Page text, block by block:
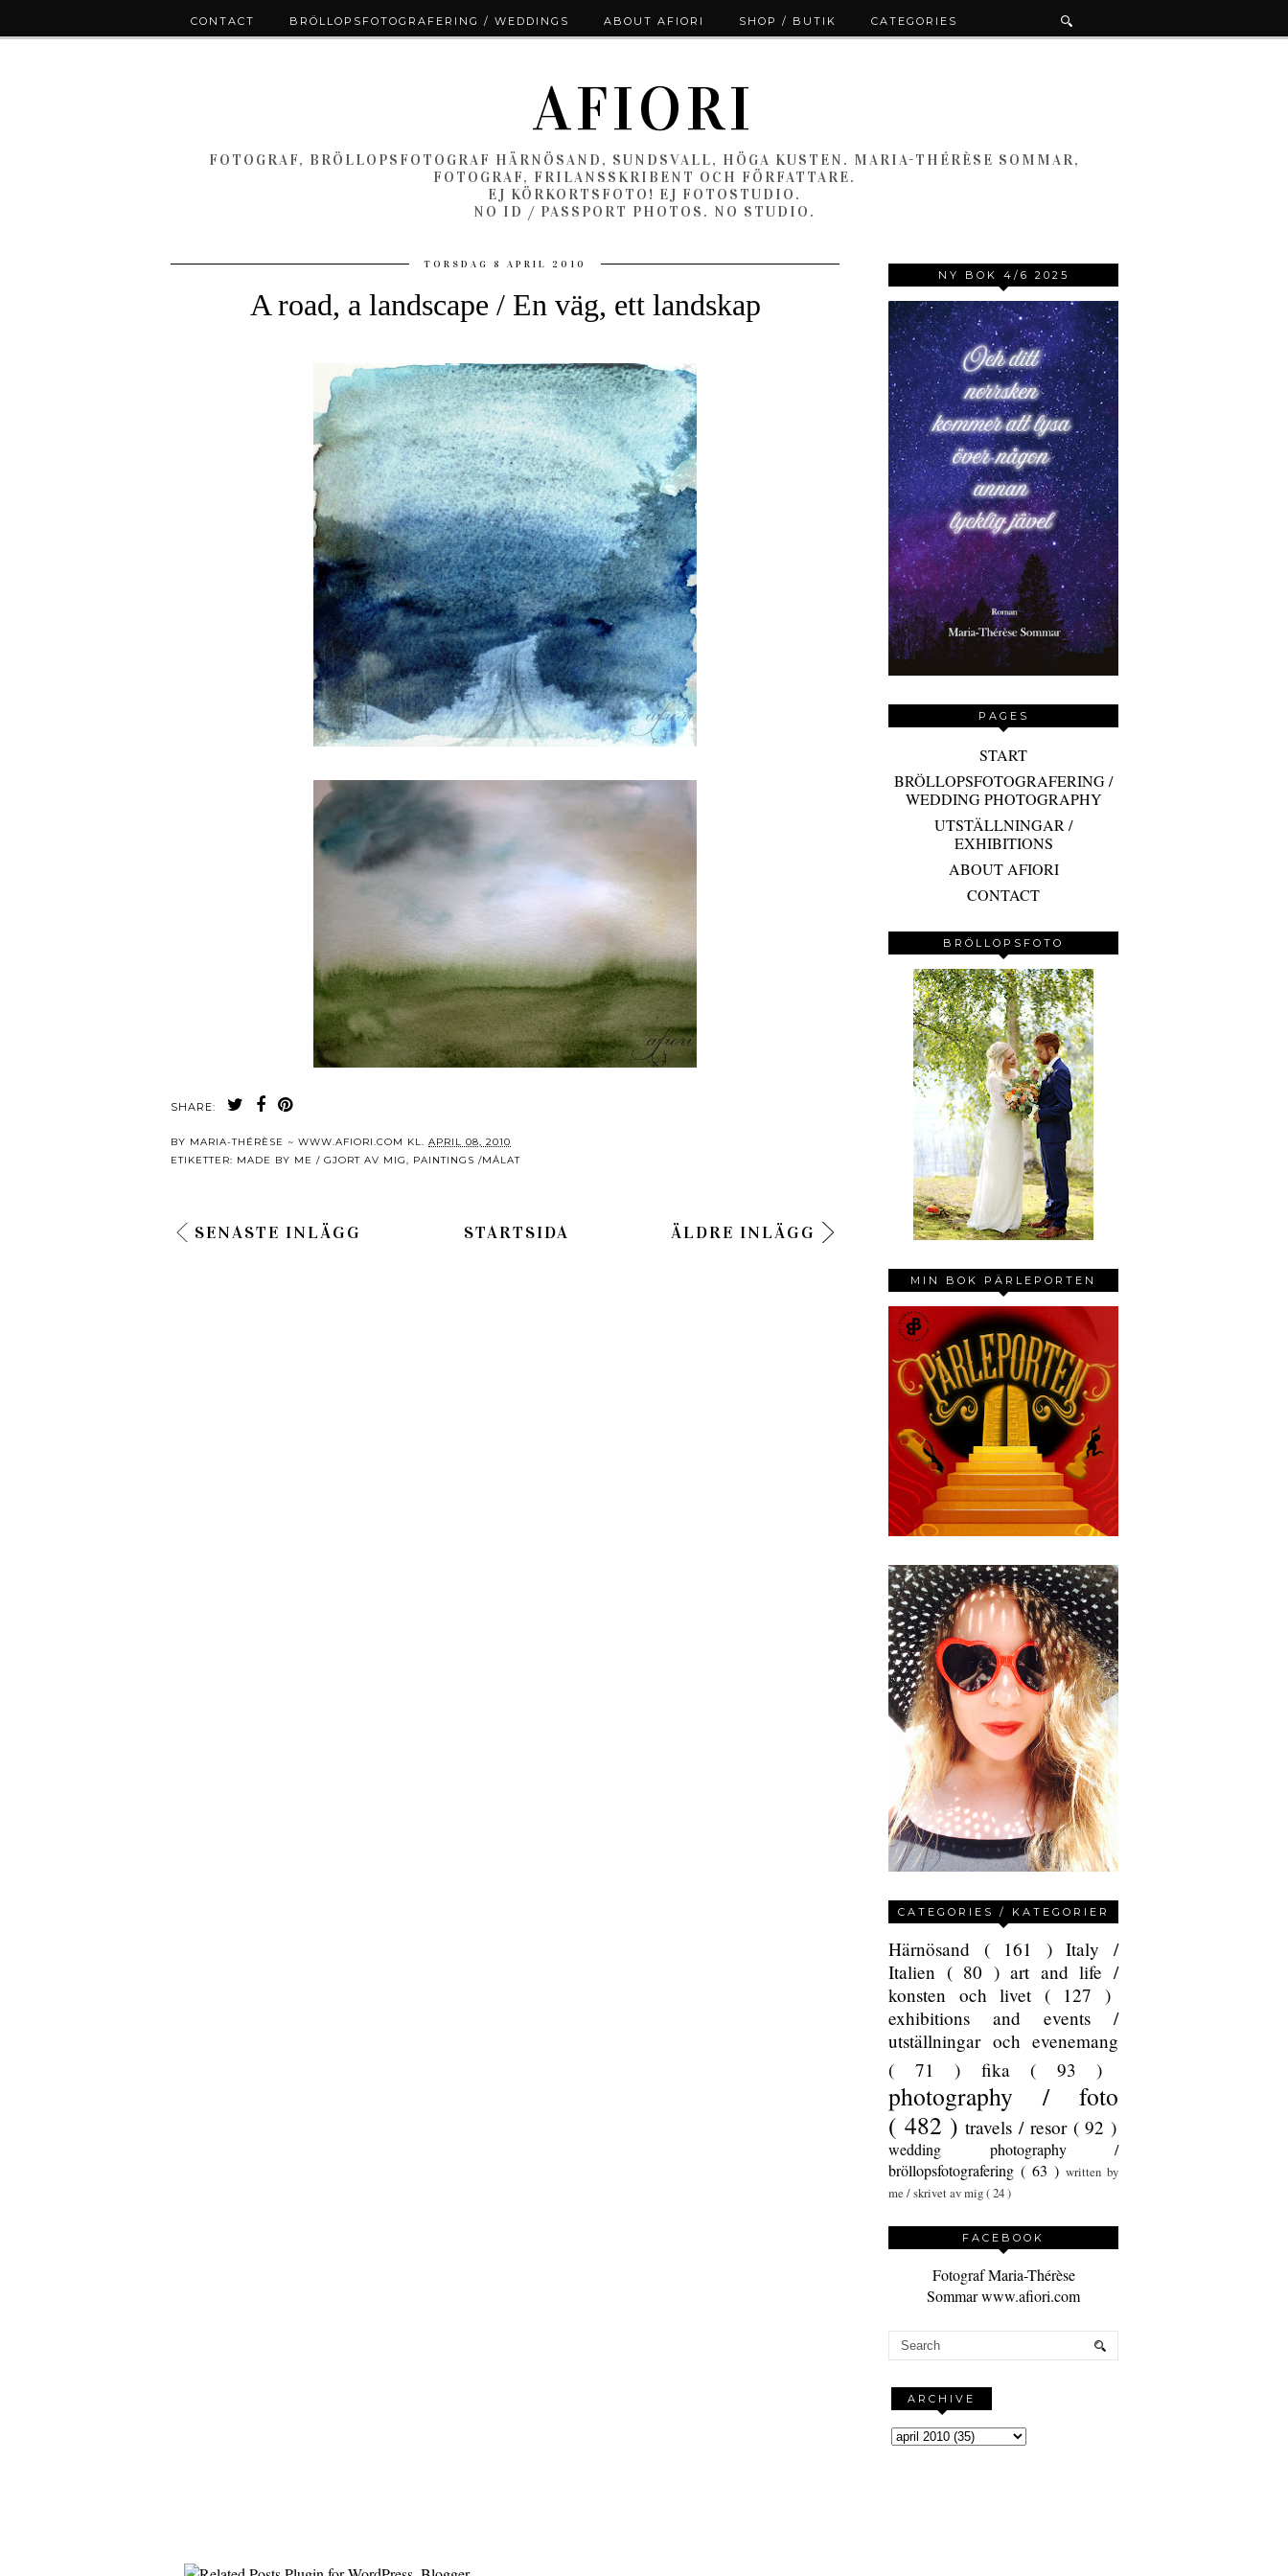
AFIORI
FOTOGRAF, BRÖLLOPSFOTOGRAF HÄRNÖSAND, SUNDSVALL, HÖGA KUSTEN. MARIA-THÉRÈSE SOMMAR,
FOTOGRAF, FRILANSSKRIBENT OCH FÖRFATTARE.
EJ KÖRKORTSFOTO! EJ FOTOSTUDIO.
NO ID / PASSPORT PHOTOS. NO STUDIO.
TORSDAG 8 APRIL 2010
A road, a landscape / En väg, ett landskap
SHARE:
BY MARIA-THÉRÈSE ~ WWW.AFIORI.COM KL. APRIL 08, 2010
ETIKETTER: MADE BY ME / GJORT AV MIG, PAINTINGS /MÅLAT
SENASTE INLÄGG ÄLDRE INLÄGG
STARTSIDA
NY BOK 4/6 2025
PAGES
START
BRÖLLOPSFOTOGRAFERING /
WEDDING PHOTOGRAPHY
UTSTÄLLNINGAR /
EXHIBITIONS
ABOUT AFIORI
CONTACT
BRÖLLOPSFOTO
CONTACT BRÖLLOPSFOTOGRAFERING / WEDDINGS ABOUT AFIORI SHOP / BUTIK CATEGORIES
MIN BOK PÄRLEPORTEN
CATEGORIES / KATEGORIER
Härnösand ( 161 )Italy /
Italien ( 80 )art and life /
konsten och livet ( 127 )
exhibitions and events /
utställningar och evenemang
( 71 ) fika ( 93 )
photography / foto
( 482 )travels / resor ( 92 )
wedding photography /
bröllopsfotografering ( 63 ) written by
me / skrivet av mig( 24 )
FACEBOOK
Fotograf Maria-Thérèse
Sommar www.afiori.com
ARCHIVE